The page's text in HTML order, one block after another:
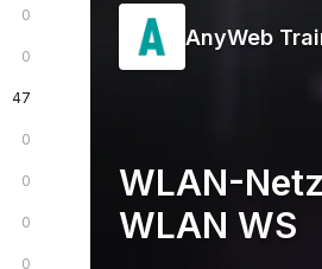
0
0
47
0
0
0
0
AnyWeb
WLAN-
WLAN WS